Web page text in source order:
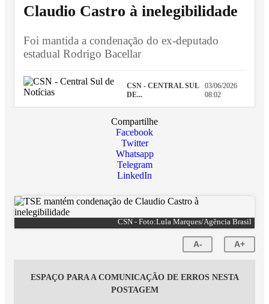
Claudio Castro à inelegibilidade
Foi mantida a condenação do ex-deputado
estadual Rodrigo Bacellar
CSN - CENTRAL SUL
DE...
03/06/2026
08:02
Compartilhe
Facebook
Twitter
Whatsapp
Telegram
LinkedIn
CSN - Foto:Lula Marques/Agência Brasil
A- A+
ESPAÇO PARA A COMUNICAÇÃO DE ERROS NESTA
POSTAGEM